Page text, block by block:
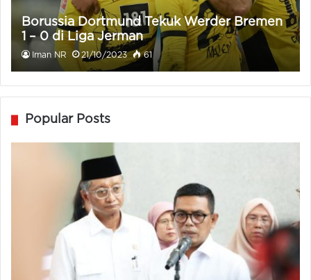
Borussia Dortmund Tekuk Werder Bremen
1 – 0 di Liga Jerman
Iman NR 21/10/2023 61
Popular Posts